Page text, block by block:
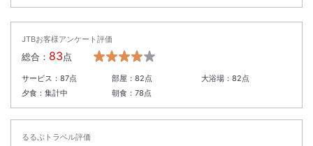
JTBお客様アンケート評価
総合： 83点
サービス： 87点 部屋： 82点 大浴場：82点
夕食： 集計中 朝食： 78点
るるぶトラベル評価